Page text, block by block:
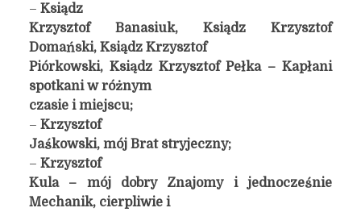
– Ksiądz
Krzysztof Banasiuk, Ksiądz Krzysztof
Domański, Ksiądz Krzysztof
Piórkowski, Ksiądz Krzysztof Pełka – Kapłani
spotkani w różnym
czasie i miejscu;
– Krzysztof
Jaśkowski, mój Brat stryjeczny;
– Krzysztof
Kula – mój dobry Znajomy i jednocześnie
Mechanik, cierpliwie i